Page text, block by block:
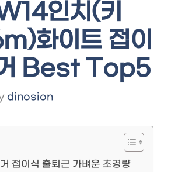
인치(키
화이트 접이
Best Top5
dinosion
접이식 출퇴근 가벼운 초경량